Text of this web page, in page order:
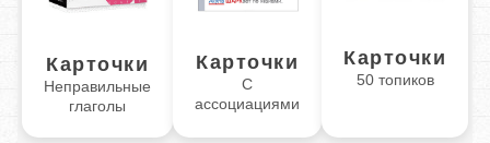
Карточки
Неправильные
глаголы
Карточки
С
ассоциациями
Карточки
50 топиков